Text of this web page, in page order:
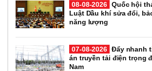
08-08-2026 Quốc hội
Luật Dầu khí sửa đổi,
năng lượng
07-08-2026 Đẩy nhanh
án truyền tải điện trọng
Nam